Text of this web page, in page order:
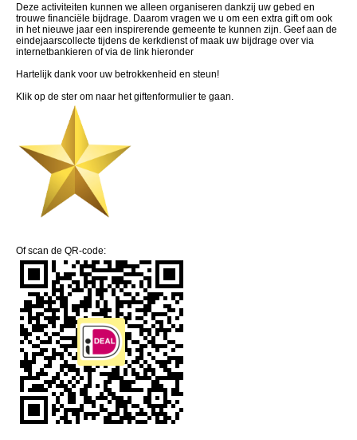
Deze activiteiten kunnen we alleen organiseren dankzij uw gebed en
trouwe financiële bijdrage. Daarom vragen we u om een extra gift om ook
in het nieuwe jaar een inspirerende gemeente te kunnen zijn. Geef aan de
eindejaarscollecte tijdens de kerkdienst of maak uw bijdrage over via
internetbankieren ofvia de link hieronder
Hartelijk dank voor uw betrokkenheid en steun!
Klik op de ster om naar het giftenformulier te gaan.
Of scan de QR-code: